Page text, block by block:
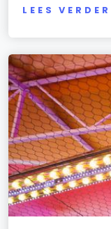
LEES VERDER